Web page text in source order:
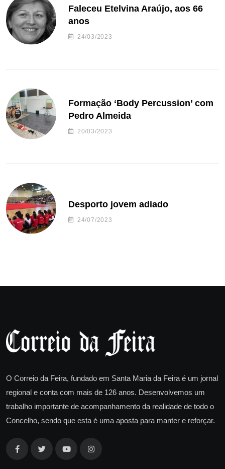
Faleceu Etelvina Araújo, aos 66
anos
24/03/2023
Formação ‘Body Percussion’ com
Pedro Almeida
20/03/2023
Desporto jovem adiado
24/07/2023
O Correio da Feira, fundado em Santa Maria da Feira é um jornal
regional e conta com mais de 126 anos. Desenvolvemos um
trabalho importante de acompanhamento da realidade de todo o
Concelho, sendo que esta é uma aposta para manter e reforçar.